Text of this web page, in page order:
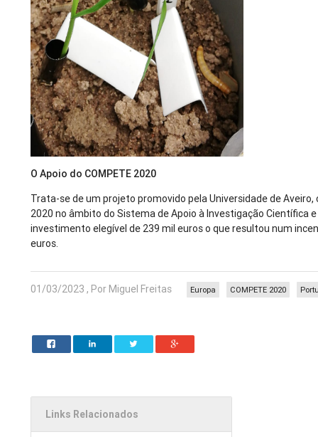
O Apoio do COMPETE 2020
Trata-se de um projeto promovido pela Universidade de Aveiro,
2020 no âmbito do Sistema de Apoio à Investigação Científica
investimento elegível de 239 mil euros o que resultou num
euros.
01/03/2023 , Por Miguel Freitas COMPETE 2020
Europa
Links Relacionados